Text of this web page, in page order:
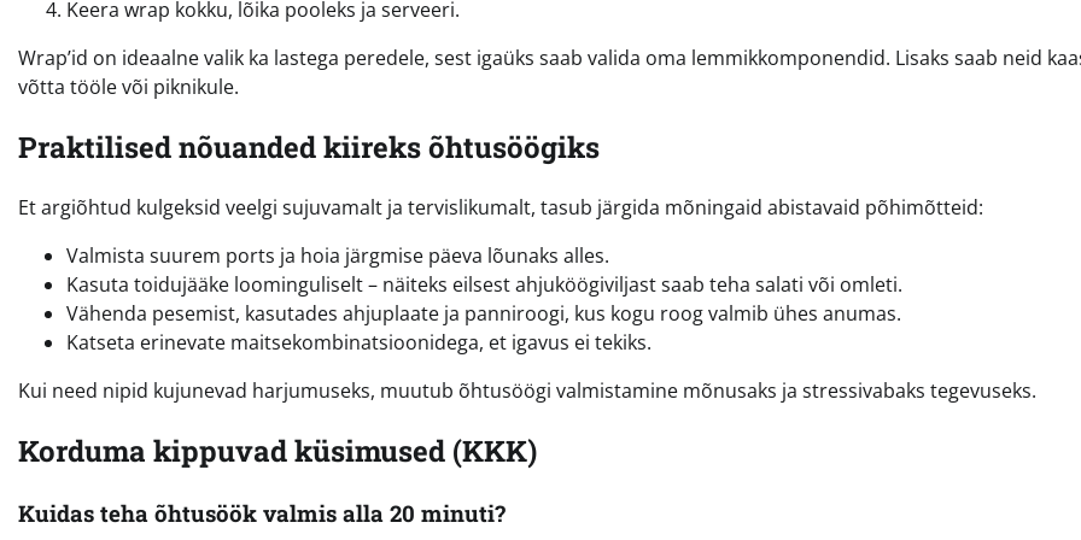
Keera wrap kokku, lõika pooleks ja serveeri.
Wrap’id on ideaalne valik ka lastega peredele, sest igaüks saab valida oma lemmikkomponendid. Lisaks saab neid
võtta tööle või piknikule.
Praktilised nõuanded kiireks õhtusöögiks
Et argiõhtud kulgeksid veelgi sujuvamalt ja tervislikumalt, tasub järgida mõningaid abistavaid põhimõtteid:
Valmista suurem ports ja hoia järgmise päeva lõunaks alles.
Kasuta toidujääke loominguliselt – näiteks eilsest ahjuköögiviljast saab teha salati või omleti.
Vähenda pesemist, kasutades ahjuplaate ja panniroogi, kus kogu roog valmib ühes anumas.
Katseta erinevate maitsekombinatsioonidega, et igavus ei tekiks.
Kui need nipid kujunevad harjumuseks, muutub õhtusöögi valmistamine mõnusaks ja stressivabaks tegevuseks.
Korduma kippuvad küsimused (KKK)
Kuidas teha õhtusöök valmis alla 20 minuti?